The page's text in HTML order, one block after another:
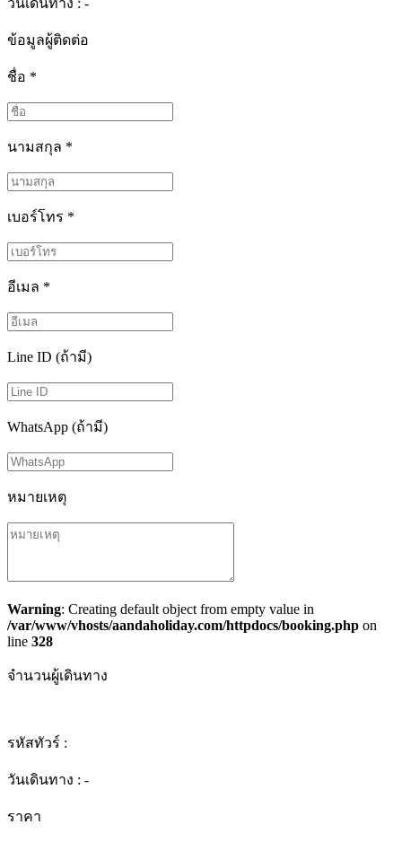
วันเดินทาง : -
ข้อมูลผู้ติดต่อ
ชื่อ *
นามสกุล *
เบอร์โทร *
อีเมล *
Line ID (ถ้ามี)
WhatsApp (ถ้ามี)
หมายเหตุ
Warning: Creating default object from empty value in
/var/www/vhosts/aandaholiday.com/httpdocs/booking.php on
line 328
จำนวนผู้เดินทาง
รหัสทัวร์ :
วันเดินทาง : -
ราคา